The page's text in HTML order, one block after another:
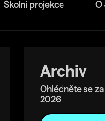
Školní projekce O
Archiv
Ohlédněte se
2026